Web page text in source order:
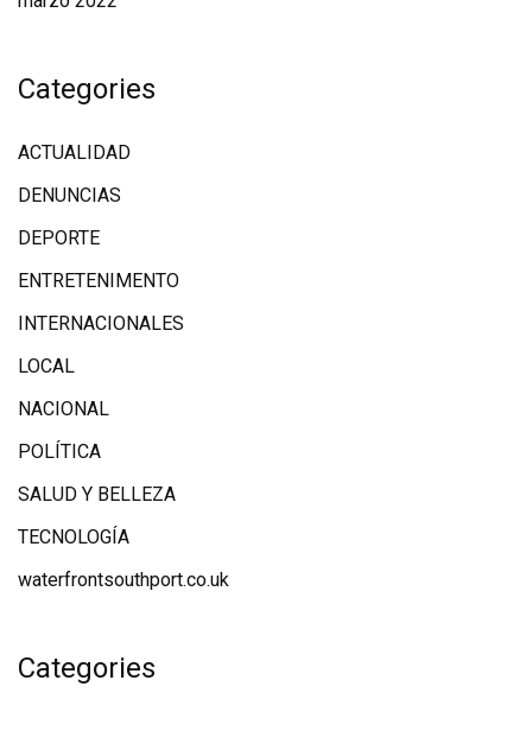
Categories
ACTUALIDAD
DENUNCIAS
DEPORTE
ENTRETENIMENTO
INTERNACIONALES
LOCAL
NACIONAL
POLÍTICA
SALUD Y BELLEZA
TECNOLOGÍA
waterfrontsouthport.co.uk
Categories